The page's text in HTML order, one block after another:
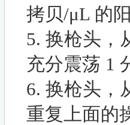
拷贝/μL 的
5. 换枪头，
充分震荡 1
6. 换枪头，
重复上面的